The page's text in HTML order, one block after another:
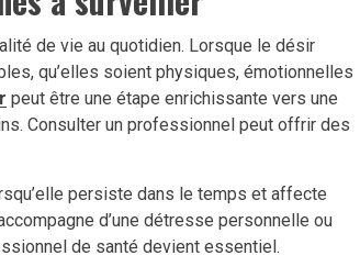
de vie au quotidien. Lorsque le désir
qu’elles soient physiques, émotionnelles
peut être une étape enrichissante vers une
Consulter un professionnel peut offrir des
persiste dans le temps et affecte
d’une détresse personnelle ou
de santé devient essentiel.